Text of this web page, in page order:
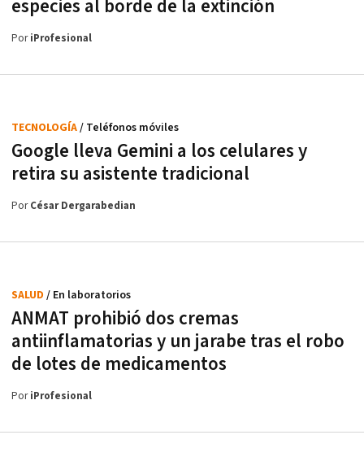
especies al borde de la extinción
PoriProfesional
Google lleva Gemini a los celulares y
retira su asistente tradicional
TECNOLOGÍA/ Teléfonos móviles
PorCésar Dergarabedian
ANMAT prohibió dos cremas
antiinflamatorias y un jarabe tras el robo
de lotes de medicamentos
SALUD / En laboratorios
PoriProfesional